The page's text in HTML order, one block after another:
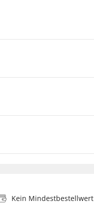
Kein Mindestbestellwert